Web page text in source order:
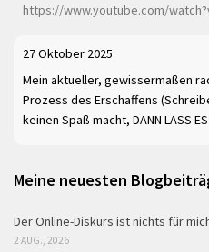
https://www.youtube.com/
27 Oktober 2025
Mein aktueller, gewissermaßen
Prozess des Erschaffens
keinen Spaß macht, DANN LASS ES
Meine neuesten
Der Online-Diskurs ist nichts für
2 AUG., 2026